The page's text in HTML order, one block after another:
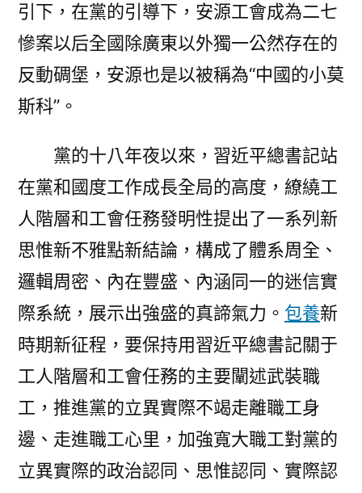
引下，在黨的引導下，安源工會成為二七
慘案以后全國除廣東以外獨一公然存在的
反動碉堡，安源也是以被稱為“中國的小莫
斯科”。
黨的十八年夜以來，習近平總書記站
在黨和國度工作成長全局的高度，繚繞工
人階層和工會任務發明性提出了一系列新
思惟新不雅點新結論，構成了體系周全、
邏輯周密、內在豐盛、內涵同一的迷信實
際系統，展示出強盛的真諦氣力。 包養新
時期新征程，要保持用習近平總書記關于
工人階層和工會任務的主要闡述武裝職
工，推進黨的立異實際不竭走離職工身
邊、走進職工心里，加強寬大職工對黨的
立異實際的政治認同、思惟認同、實際認